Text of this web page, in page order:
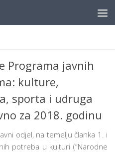
Programa javnih
kulture,
sporta i udruga
za 2018. godinu
odjel, na temelju članka 1. i
potreba u kulturi (“Narodne